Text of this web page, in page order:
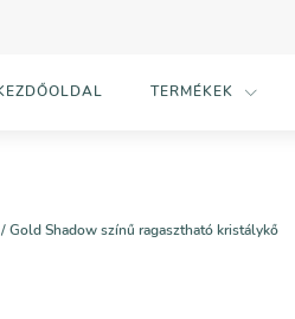
TERMÉKEK
/ Gold Shadow színű ragasztható kristálykő